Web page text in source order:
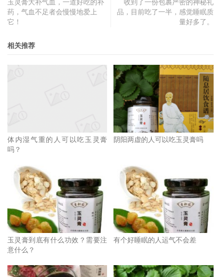
玉灵膏大补气血，一道好吃的补
药，气血不足者会慢慢地爱上
它！
收到了一份包裹严密的神秘礼
品，目前吃了一半，感觉睡眠质
量好多了。
相关推荐
体内湿气重的人可以吃玉灵膏
吗？
阴阳两虚的人可以吃玉灵膏吗
玉灵膏到底有什么功效？需要注
意什么？
有个好睡眠的人运气不会差